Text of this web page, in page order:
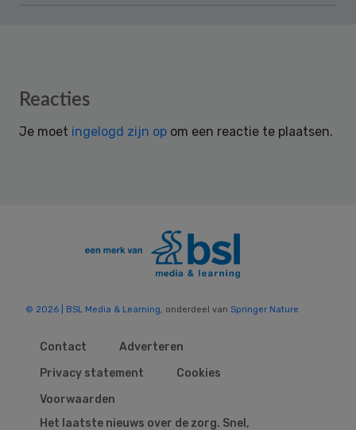
Reader
Reacties
Je moet ingelogd zijn op om een reactie te plaatsen.
© 2026 | BSL Media & Learning, onderdeel van Springer Nature
Contact
Adverteren
Privacy statement
Cookies
Voorwaarden
Het laatste nieuws over de zorg. Snel,